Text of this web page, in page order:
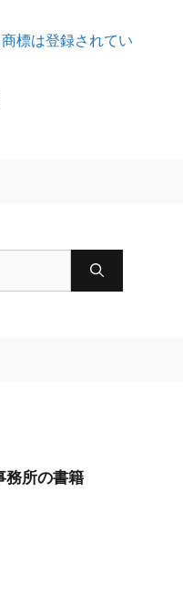
標は登録されてい
務所の書籍